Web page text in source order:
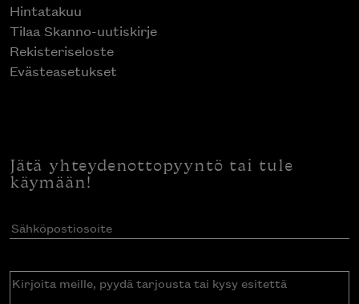
Hintatakuu
Tilaa Skanno-uutiskirje
Rekisteriseloste
Evästeasetukset
Jätä yhteydenottopyyntö tai tule
käymään!
Sähköpostiosoite(Pakollinen)
Kirjoita